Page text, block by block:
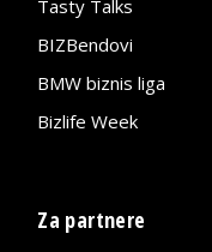
Tasty Talks
BIZBendovi
BMW biznis liga
Bizlife Week
Za partnere